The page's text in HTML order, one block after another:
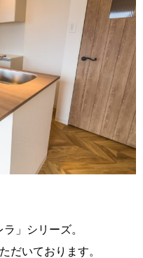
」シリーズ。
だいております。